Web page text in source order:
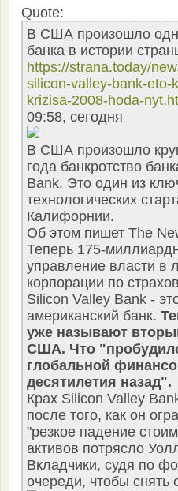
Quote:
В США произошло
банка в истории
https://strana.today/
silicon-valley-bank-eto-
krizisa-2008-hoda-
09:58, сегодня
В США произошло
года банкротство
Bank. Это один из
технологических
Калифорнии.
Об этом пишет The
Теперь 175-
управление власти в
корпорации по
Silicon Valley Bank -
американский банк.
уже называют
США. Что
глобальной
десятилетия назад".
Крах Silicon Valley
после того, как он
"резкое падение
активов потрясло
Вкладчики, судя по
очереди, чтобы снять